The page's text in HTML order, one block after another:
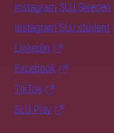
Instagram SLU.Sweden
Instagram SLU.student
LinkedIn
Facebook
TikTok
SLU Play